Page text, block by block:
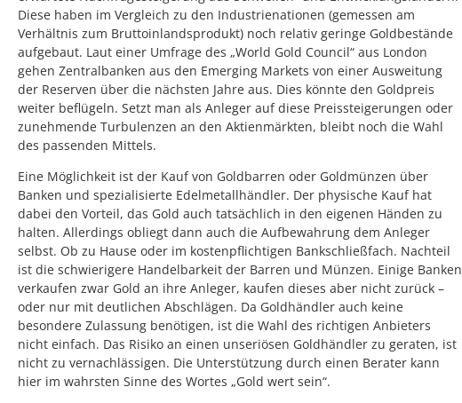
Diese haben im Vergleich zu den Industrienationen (gemessen am
Verhältnis zum Bruttoinlandsprodukt) noch relativ geringe Goldbestände
aufgebaut. Laut einer Umfrage des „World Gold Council“ aus London
gehen Zentralbanken aus den Emerging Markets von einer Ausweitung
der Reserven über die nächsten Jahre aus. Dies könnte den Goldpreis
weiter beflügeln. Setzt man als Anleger auf diese Preissteigerungen oder
zunehmende Turbulenzen an den Aktienmärkten, bleibt noch die Wahl
des passenden Mittels.
Eine Möglichkeit ist der Kauf von Goldbarren oder Goldmünzen über
Banken und spezialisierte Edelmetallhändler. Der physische Kauf hat
dabei den Vorteil, das Gold auch tatsächlich in den eigenen Händen zu
halten. Allerdings obliegt dann auch die Aufbewahrung dem Anleger
selbst. Ob zu Hause oder im kostenpflichtigen Bankschließfach. Nachteil
ist die schwierigere Handelbarkeit der Barren und Münzen. Einige Banken
verkaufen zwar Gold an ihre Anleger, kaufen dieses aber nicht zurück –
oder nur mit deutlichen Abschlägen. Da Goldhändler auch keine
besondere Zulassung benötigen, ist die Wahl des richtigen Anbieters
nicht einfach. Das Risiko an einen unseriösen Goldhändler zu geraten, ist
nicht zu vernachlässigen. Die Unterstützung durch einen Berater kann
hier im wahrsten Sinne des Wortes „Gold wert sein“.